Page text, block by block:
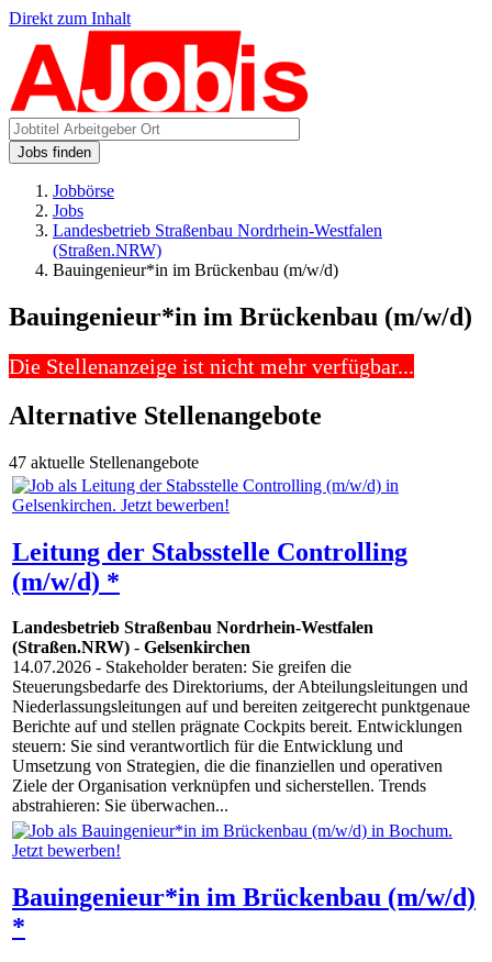
Direkt zum Inhalt
Jobs finden
Jobbörse
Jobs
Landesbetrieb Straßenbau Nordrhein-Westfalen
(Straßen.NRW)
Bauingenieur*in im Brückenbau (m/w/d)
Bauingenieur*in im Brückenbau (m/w/d)
Die Stellenanzeige ist nicht mehr verfügbar...
Alternative Stellenangebote
47 aktuelle Stellenangebote
Leitung der Stabsstelle Controlling
(m/w/d) *
Landesbetrieb Straßenbau Nordrhein-Westfalen
(Straßen.NRW) - Gelsenkirchen
14.07.2026 - Stakeholder beraten: Sie greifen die
Steuerungsbedarfe des Direktoriums, der Abteilungsleitungen und
Niederlassungsleitungen auf und bereiten zeitgerecht punktgenaue
Berichte auf und stellen prägnate Cockpits bereit. Entwicklungen
steuern: Sie sind verantwortlich für die Entwicklung und
Umsetzung von Strategien, die die finanziellen und operativen
Ziele der Organisation verknüpfen und sicherstellen. Trends
abstrahieren: Sie überwachen...
Bauingenieur*in im Brückenbau (m/w/d)
*